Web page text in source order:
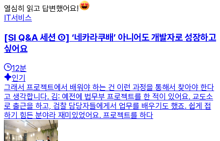
열심히 읽고 답변했어요!
IT서비스
[SI Q&A 세션 ①] ‘네카라쿠배’ 아니어도 개발자로 성장하고
싶어요
12분
인기
그래서 프로젝트에서 배워야 하는 건 이런 과정을 통해서 찾아야 한다
고 생각합니다. 김: 예전에 법무부 프로젝트를 한 적이 있어요. 교도소
로 출근을 하고, 검찰 담당자들에게서 업무를 배우기도 했죠. 쉽게 접
하기 힘든 분야라 재미있었어요. 프로젝트를 하다